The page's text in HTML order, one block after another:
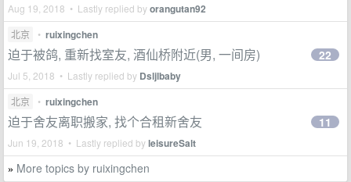
Aug 19, 2018 • Lastly replied byorangutan92
北京 • ruixingchen
迫于被鸽, 重新找室友, 酒仙桥附近(男, 一间房)
Jul 5, 2018 • Lastly replied by Dsljlbaby
22
北京 • ruixingchen
迫于舍友离职搬家, 找个合租新舍友
Jun 19, 2018 • Lastly replied byleisureSalt
11
» More topics by ruixingchen